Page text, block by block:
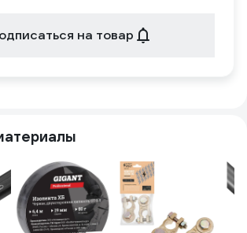
на товар